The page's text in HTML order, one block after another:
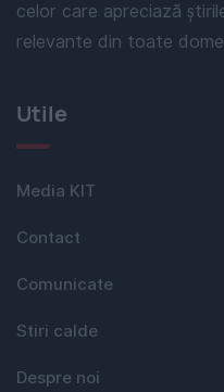
celor care apreciază
relevante din toate
Utile
Media KIT
Contact
Comunicate
Stiri calde
Despre noi